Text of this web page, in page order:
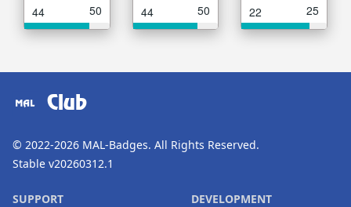
44 50 44 50 22 25
Club
© 2022-2026 MAL-Badges. All Rights Reserved.
Stable v20260312.1
SUPPORT DEVELOPMENT